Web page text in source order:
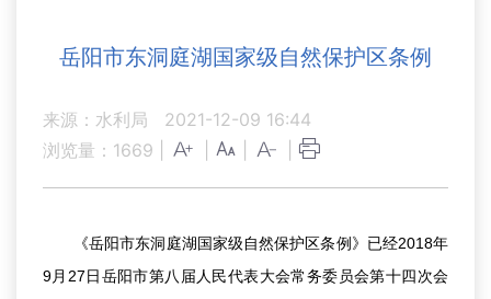
岳阳市东洞庭湖国家级自然保护区条例
来源：水利局
2021-12-09 16:44
浏览量： 1669
《岳阳市东洞庭湖国家级自然保护区条例》已经2018年
9月27日岳阳市第八届人民代表大会常务委员会第十四次会